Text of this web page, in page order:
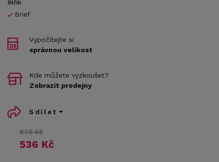
Střih
Brief
670 Kč
536 Kč
Vypočítejte si
správnou velikost
Kde můžete vyzkoušet?
Zobrazit prodejny
Sdílet